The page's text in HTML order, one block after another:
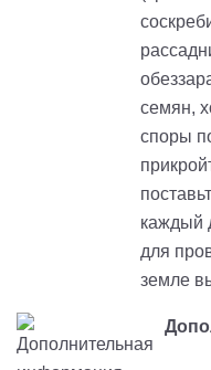
семян,
споры
каждый
для
земле